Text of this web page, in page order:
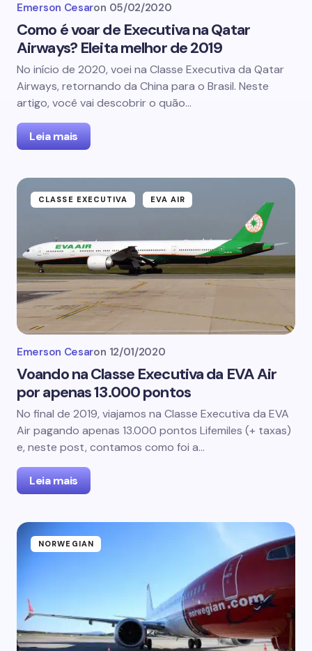
Emerson Cesaron 05/02/2020
Como é voar de Executiva na Qatar
Airways? Eleita melhor de 2019
No início de 2020, voei na Classe Executiva da Qatar
Airways, retornando da China para o Brasil. Neste
artigo, você vai descobrir o quão…
Leia mais
CLASSE EXECUTIVA EVA AIR
Emerson Cesaron 12/01/2020
Voando na Classe Executiva da EVA Air
por apenas 13.000 pontos
No final de 2019, viajamos na Classe Executiva da EVA
Air pagando apenas 13.000 pontos Lifemiles (+ taxas)
e, neste post, contamos como foi a…
Leia mais
NORWEGIAN